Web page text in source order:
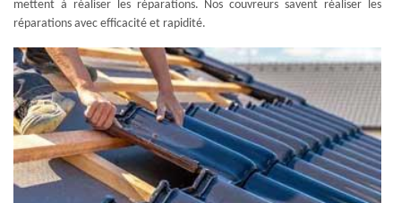
mettent à réaliser les réparations. Nos couvreurs savent réaliser les
réparations avec efficacité et rapidité.